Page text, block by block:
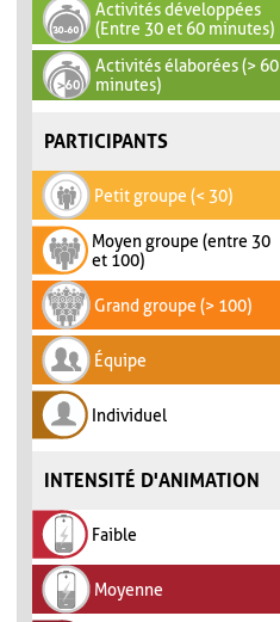
Activités développées
(Entre 30 et 60 minutes)
Activités élaborées (> 60
minutes)
PARTICIPANTS
Petit groupe (< 30)
Moyen groupe (entre 30
et 100)
Grand groupe (> 100)
Équipe
Individuel
INTENSITÉ D'ANIMATION
Faible
Moyenne